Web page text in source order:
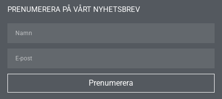
PRENUMERERA PÅ VÅRT NYHETSBREV
Prenumerera